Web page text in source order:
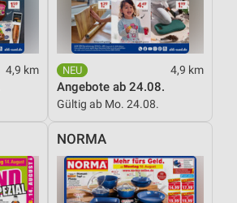
4,9 km 4,9 km
Angebote ab 24.08.
Gültig ab Mo. 24.08.
NORMA